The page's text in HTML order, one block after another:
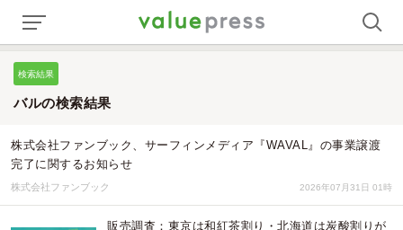
検索結果
バルの検索結果
株式会社ファンブック、サーフィンメディア『WAVAL』の事業譲渡
完了に関するお知らせ
株式会社ファンブック 2026年07月31日 01時
販売調査：東京は和紅茶割り・北海道は炭酸割りが